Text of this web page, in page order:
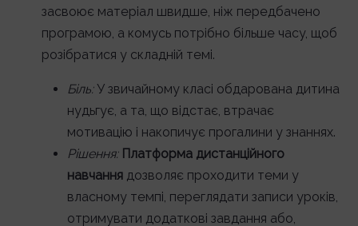
засвоює матеріал швидше, ніж передбачено
програмою, а комусь потрібно більше часу, щоб
розібратися у складній темі.
Біль:У звичайному класі обдарована дитина
нудьгує, а та, що відстає, втрачає
мотивацію і накопичує прогалини у знаннях.
Рішення: Платформа дистанційного
навчання дозволяє проходити теми у
власному темпі, переглядати записи уроків,
отримувати додаткові завдання або,